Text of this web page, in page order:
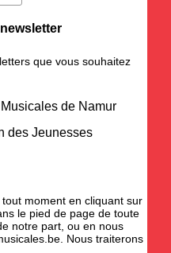
que vous souhaitez
de Namur
des Jeunesses
moment en cliquant sur
le pied de page de toute
notre part, ou en nous
. Nous traiterons